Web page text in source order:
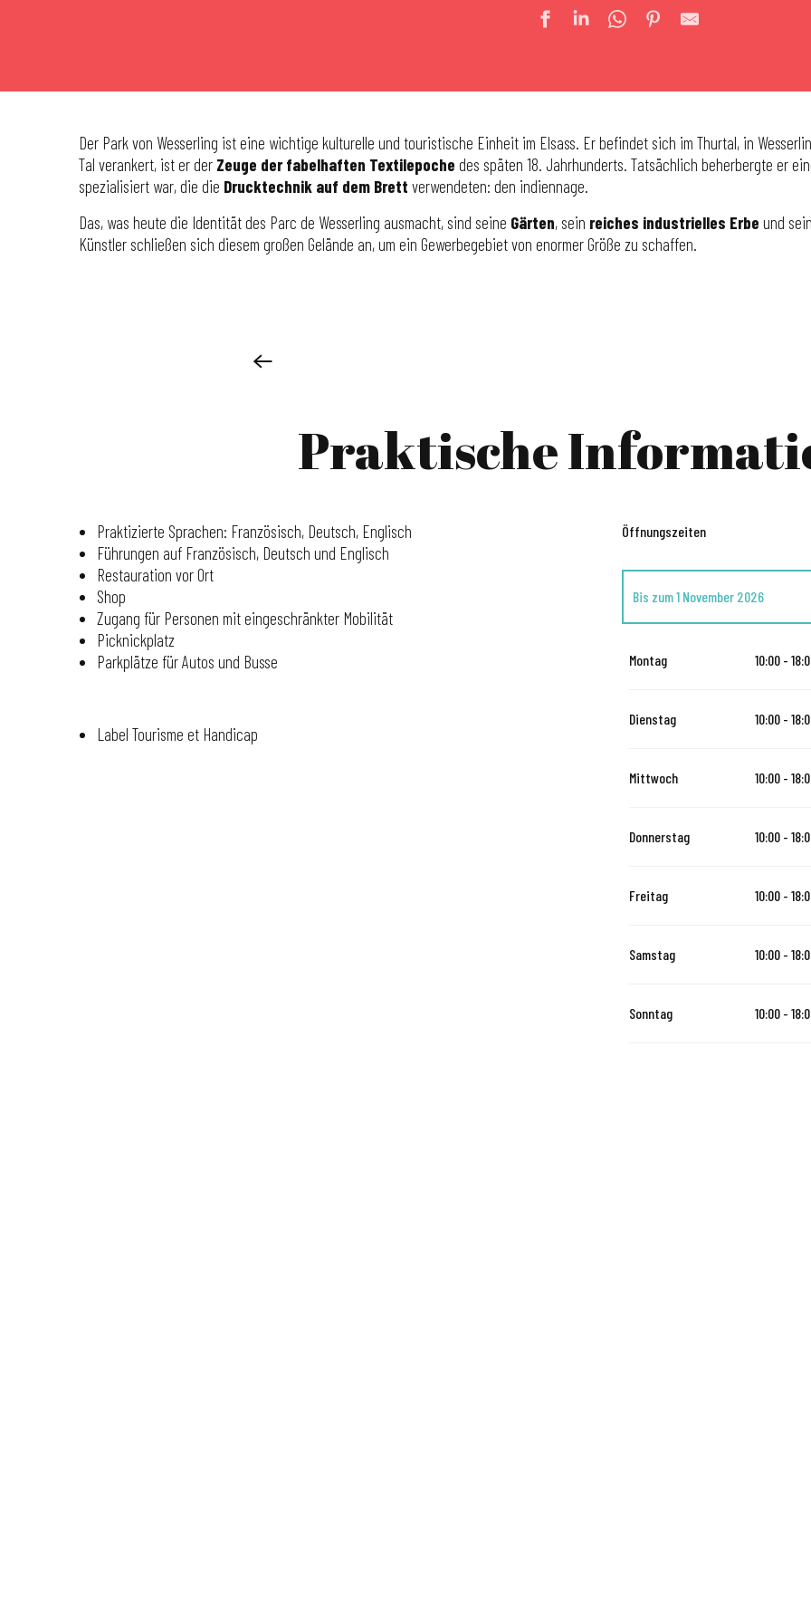
Der Park von Wesserling ist eine wichtige kulturelle und touristische Einheit im Elsass. Er befindet sich im Thurtal, in
Tal verankert, ist er der Zeuge der fabelhaften Textilepoche des späten 18. Jahrhunderts. Tatsächlich beherbergte er
spezialisiert war, die die Drucktechnik auf dem Brett verwendeten: den indiennage.
Das, was heute die Identität des Parc de Wesserling ausmacht, sind seine Gärten, sein reiches industrielles Erbe und sein
Künstler schließen sich diesem großen Gelände an, um ein Gewerbegebiet von enormer Größe zu schaffen.
Praktische
Praktizierte Sprachen: Französisch, Deutsch, Englisch
Führungen auf Französisch, Deutsch und Englisch
Restauration vor Ort
Shop
Zugang für Personen mit eingeschränkter Mobilität
Picknickplatz
Parkplätze für Autos und Busse
Label Tourisme et Handicap
Öffnungszeiten
Bis zum1 November 2026
Montag 10:00 -
Dienstag 10:00 -
Mittwoch 10:00 -
Donnerstag 10:00 -
Freitag 10:00 -
Samstag 10:00 -
Sonntag 10:00 -